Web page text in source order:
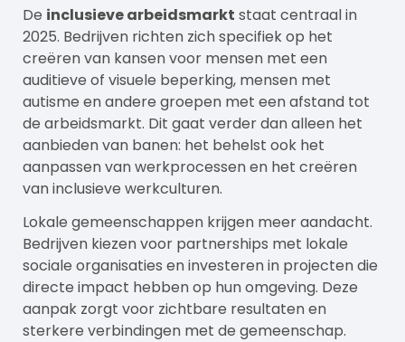
De inclusieve arbeidsmarkt staat centraal in
2025. Bedrijven richten zich specifiek op het
creëren van kansen voor mensen met een
auditieve of visuele beperking, mensen met
autisme en andere groepen met een afstand tot
de arbeidsmarkt. Dit gaat verder dan alleen het
aanbieden van banen: het behelst ook het
aanpassen van werkprocessen en het creëren
van inclusieve werkculturen.
Lokale gemeenschappen krijgen meer aandacht.
Bedrijven kiezen voor partnerships met lokale
sociale organisaties en investeren in projecten die
directe impact hebben op hun omgeving. Deze
aanpak zorgt voor zichtbare resultaten en
sterkere verbindingen met de gemeenschap.